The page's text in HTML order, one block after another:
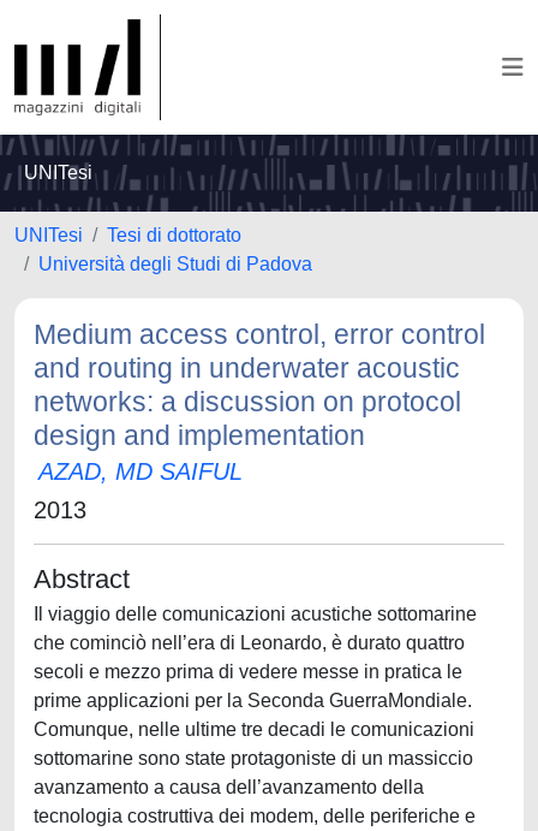
UNITesi
UNITesi
Tesi di dottorato
Università degli Studi di Padova
Medium access control, error control
and routing in underwater acoustic
networks: a discussion on protocol
design and implementation
AZAD, MD SAIFUL
2013
Abstract
Il viaggio delle comunicazioni acustiche sottomarine
che cominciò nell’era di Leonardo, è durato quattro
secoli e mezzo prima di vedere messe in pratica le
prime applicazioni per la Seconda GuerraMondiale.
Comunque, nelle ultime tre decadi le comunicazioni
sottomarine sono state protagoniste di un massiccio
avanzamento a causa dell’avanzamento della
tecnologia costruttiva dei modem, delle periferiche e